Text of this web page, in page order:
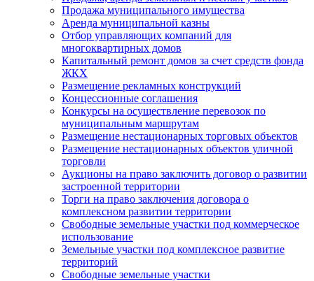
Продажа муниципального имущества
Аренда муниципальной казны
Отбор управляющих компаний для
многоквартирных домов
Капитальный ремонт домов за счет средств фонда
ЖКХ
Размещение рекламных конструкций
Концессионные соглашения
Конкурсы на осуществление перевозок по
муниципальным маршрутам
Размещение нестационарных торговых объектов
Размещение нестационарных объектов уличной
торговли
Аукционы на право заключить договор о развитии
застроенной территории
Торги на право заключения договора о
комплексном развитии территории
Свободные земельные участки под коммерческое
использование
Земельные участки под комплексное развитие
территорий
Свободные земельные участки